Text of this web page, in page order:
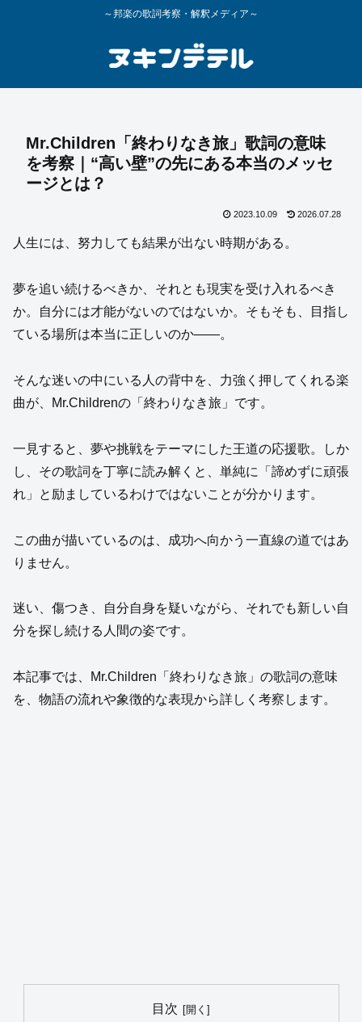
～邦楽の歌詞考察・解釈メディア～
Mr.Children「終わりなき旅」歌詞の意味
を考察｜“高い壁”の先にある本当のメッセ
ージとは？
2023.10.09 2026.07.28
人生には、努力しても結果が出ない時期がある。
夢を追い続けるべきか、それとも現実を受け入れるべき
か。自分には才能がないのではないか。そもそも、目指し
ている場所は本当に正しいのか――。
そんな迷いの中にいる人の背中を、力強く押してくれる楽
曲が、Mr.Childrenの「終わりなき旅」です。
一見すると、夢や挑戦をテーマにした王道の応援歌。しか
し、その歌詞を丁寧に読み解くと、単純に「諦めずに頑張
れ」と励ましているわけではないことが分かります。
この曲が描いているのは、成功へ向かう一直線の道ではあ
りません。
迷い、傷つき、自分自身を疑いながら、それでも新しい自
分を探し続ける人間の姿です。
本記事では、Mr.Children「終わりなき旅」の歌詞の意味
を、物語の流れや象徴的な表現から詳しく考察します。
目次